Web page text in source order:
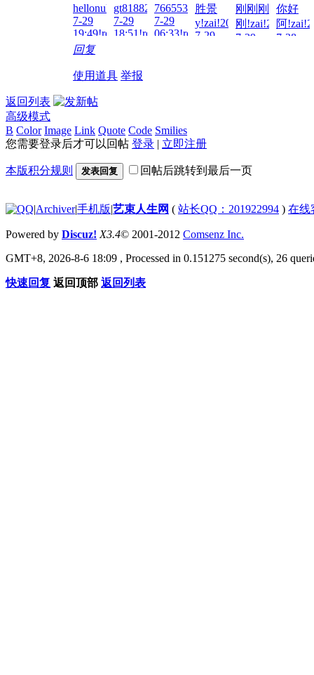
hellonuke!zai!2026-
7-29
19:49!read!
gt818828!zai!2026-
7-29
18:51!read!
7665538!zai!2026-
7-29
06:33!read!
胜景
y!zai!2026-
7-29
刚刚刚
刚!zai!2026-
7-29
你好
阿
7-28
回复
使用道具 举报
返回列表
高级模式
B Color Image Link Quote Code Smilies
您需要登录后才可以回帖 登录 | 立即注册
本版积分规则 发表回复 回帖后跳转到最后一页
|Archiver|手机版|艺束人生网 ( 站长QQ：201922994 ) 在线
Powered by Discuz! X3.4© 2001-2012 Comsenz Inc.
GMT+8, 2026-8-6 18:09 , Processed in 0.151275 second(s), 26
快速回复 返回顶部 返回列表